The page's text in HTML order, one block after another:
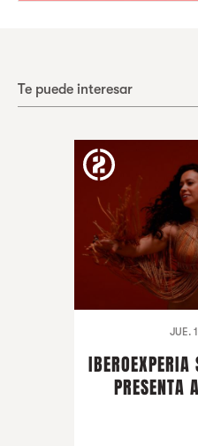
Te puede interesar
JUE.
PRESENTA